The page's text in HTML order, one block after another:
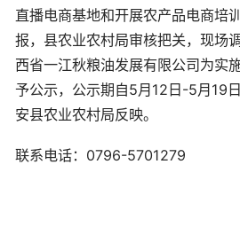
直播电商基地和开展农产品电商培
报，县农业农村局审核把关，现场
西省一江秋粮油发展有限公司为实
予公示，公示期自5月12日-5月19
安县农业农村局反映。
联系电话：0796-5701279